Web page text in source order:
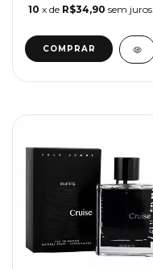
10 x de R$34,90 sem juros